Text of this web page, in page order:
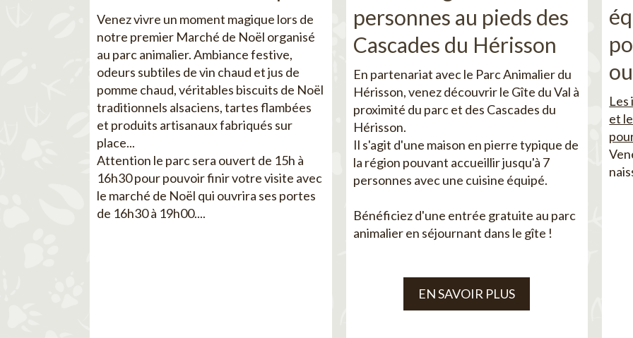
Venez vivre un moment magique lors de
notre premier Marché de Noël organisé
au parc animalier. Ambiance festive,
odeurs subtiles de vin chaud et jus de
pomme chaud, véritables biscuits de Noël
traditionnels alsaciens, tartes flambées
et produits artisanaux fabriqués sur
place...
Attention le parc sera ouvert de 15h à
16h30 pour pouvoir finir votre visite avec
le marché de Noël qui ouvrira ses portes
de 16h30 à 19h00....
personnes au pieds des
Cascades du Hérisson
En partenariat avec le Parc Animalier du
Hérisson, venez découvrir le Gîte du Val à
proximité du parc et des Cascades du
Hérisson.
Il s'agit d'une maison en pierre typique de
la région pouvant accueillir jusqu'à 7
personnes avec une cuisine équipé.
Bénéficiez d'une entrée gratuite au parc
animalier en séjournant dans le gîte !
EN SAVOIR PLUS
Les
et